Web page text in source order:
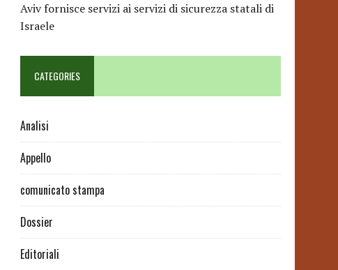
Aviv fornisce servizi ai servizi di sicurezza statali di
Israele
CATEGORIES
Analisi
Appello
comunicato stampa
Dossier
Editoriali